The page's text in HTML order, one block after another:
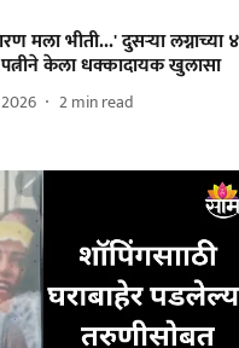
मला भीती...' दुसऱ्या लग्नाच्या ४
पत्नीने केला धक्कादायक खुलासा
2min read